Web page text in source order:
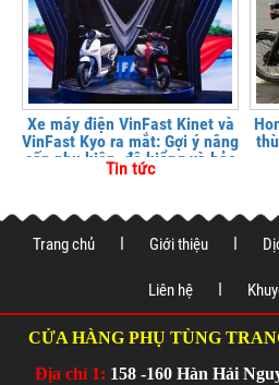
Xe máy điện VinFast Kinet và
VinFast Kyo ra mắt: Gợi ý nâng
cấp phụ kiện, độ kiểng và bảo
vệ xe tại
Tin tức
Trang chủ Giới thiệu
Liên hệ
CỬA HÀNG PHỤ TÙNG
Địa chỉ 1: 158 -160 Hàn Hải